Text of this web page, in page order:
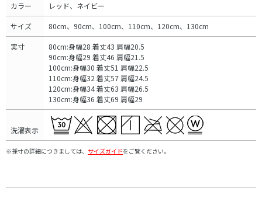
カラー レッド、ネイビー
サイズ 80cm、90cm、100cm、110cm、120cm、130cm
実寸
80cm:身幅28 着丈43 肩幅20.5
90cm:身幅29 着丈46 肩幅21.5
100cm:身幅30 着丈51 肩幅22.5
110cm:身幅32 着丈57 肩幅24.5
120cm:身幅34 着丈63 肩幅26.5
130cm:身幅36 着丈69 肩幅29
洗濯表示
※採寸の詳細につきましては、 サイズガイドをご覧ください。